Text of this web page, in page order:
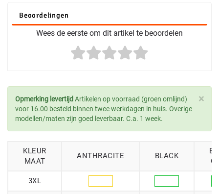
Beoordelingen
Wees de eerste om dit artikel te beoordelen
×
Opmerking levertijd Artikelen op voorraad (groen omlijnd)
voor 16.00 besteld binnen twee werkdagen in huis. Overige
modellen/maten zijn goed leverbaar. C.a. 1 week.
KLEUR
MAAT
ANTHRACITE BLACK
3XL